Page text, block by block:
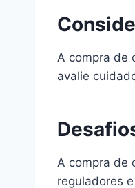
A compra de
avalie
A compra de
reguladores